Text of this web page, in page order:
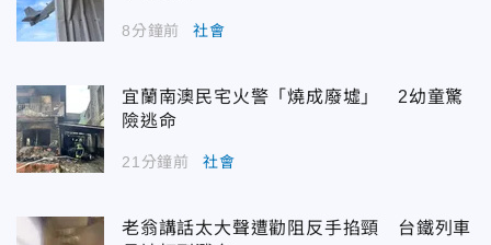
8分鐘前 社會
宜蘭南澳民宅火警「燒成廢墟」 2幼童驚
險逃命
21分鐘前 社會
老翁講話太大聲遭勸阻反手掐頸 台鐵列車